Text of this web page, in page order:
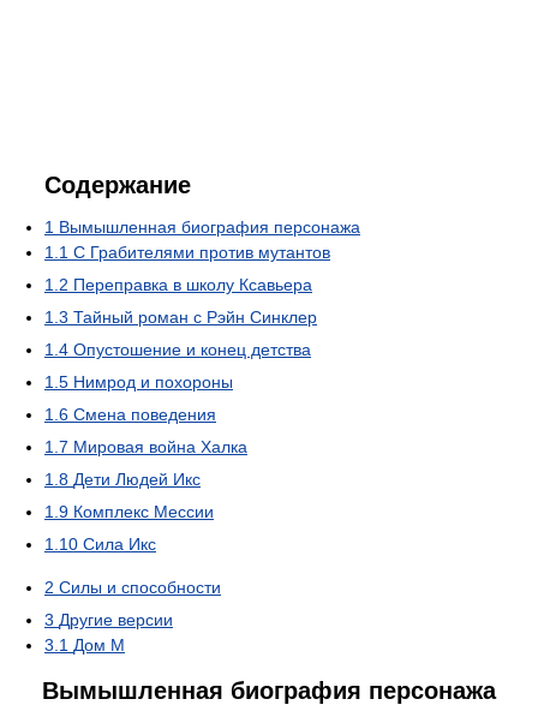
Содержание
1 Вымышленная биография персонажа
1.1 С Грабителями против мутантов
1.2 Переправка в школу Ксавьера
1.3 Тайный роман с Рэйн Синклер
1.4 Опустошение и конец детства
1.5 Нимрод и похороны
1.6 Смена поведения
1.7 Мировая война Халка
1.8 Дети Людей Икс
1.9 Комплекс Мессии
1.10 Сила Икс
2 Силы и способности
3 Другие версии
3.1 Дом М
Вымышленная биография персонажа